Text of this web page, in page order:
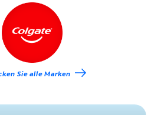
Sie alle Marken